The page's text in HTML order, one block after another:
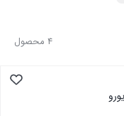
4 محصول